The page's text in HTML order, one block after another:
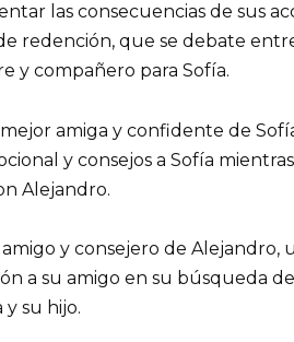
las consecuencias de sus
redención, que se debate
y compañero para Sofía.
mejor amiga y confidente de
y consejos a Sofía
Alejandro.
y consejero de
a su amigo en su búsqueda
y su hijo.